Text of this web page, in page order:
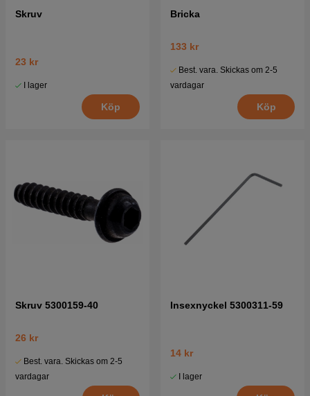
Skruv
23 kr
I lager
Köp
Bricka
133 kr
Best. vara. Skickas om 2-5
vardagar
Köp
Skruv 5300159-40
26 kr
Best. vara. Skickas om 2-5
vardagar
Insexnyckel 5300311-59
14 kr
I lager